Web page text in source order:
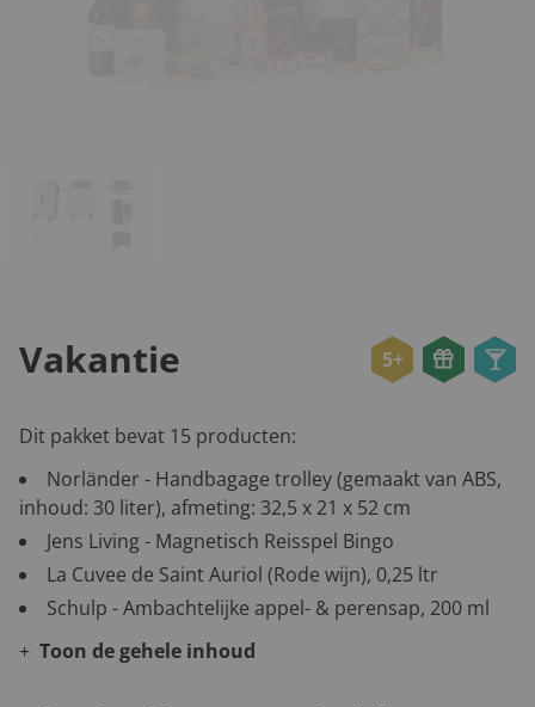
Vakantie 5+
Dit pakket bevat 15 producten:
Norländer - Handbagage trolley (gemaakt van ABS,
inhoud: 30 liter), afmeting: 32,5 x 21 x 52 cm
Jens Living - Magnetisch Reisspel Bingo
La Cuvee de Saint Auriol (Rode wijn), 0,25 ltr
Schulp - Ambachtelijke appel- & perensap, 200 ml
Toon de gehele inhoud